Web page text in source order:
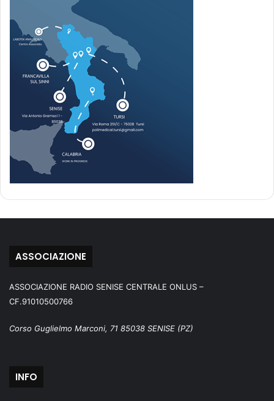
ASSOCIAZIONE
ASSOCIAZIONE RADIO SENISE CENTRALE ONLUS –
CF.91010500766
Corso Guglielmo Marconi, 71 85038 SENISE (PZ)
INFO